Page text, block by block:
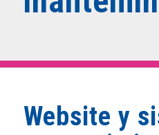
Website y